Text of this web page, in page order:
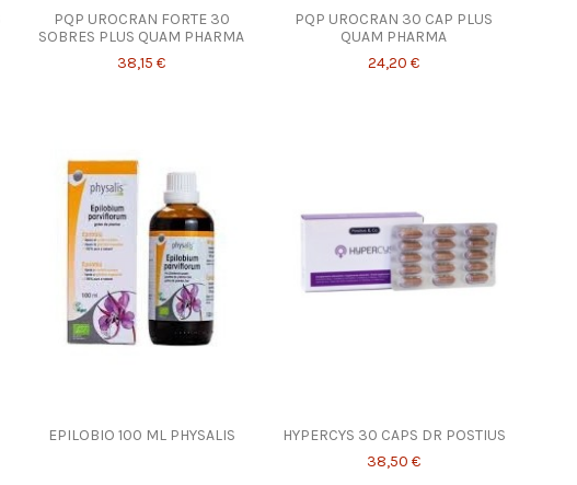
PQP UROCRAN FORTE 30
SOBRES PLUS QUAM PHARMA
38,15 €
PQP UROCRAN 30 CAP PLUS
QUAM PHARMA
24,20 €
EPILOBIO 100 ML PHYSALIS
HYPERCYS 30 CAPS DR POSTIUS
38,50 €